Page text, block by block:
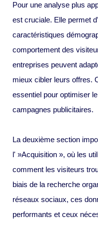
Pour une analyse plus
est cruciale. Elle permet
caractéristiques
comportement des
entreprises peuvent
mieux cibler leurs offres.
essentiel pour optimiser
campagnes publicitaires.
La deuxième section
l' »Acquisition », où les
comment les visiteurs
biais de la recherche
réseaux sociaux, ces
performants et ceux